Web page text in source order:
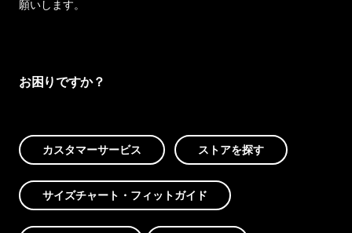
願いします。
お困りですか？
カスタマーサービス ストアを探す
サイズチャート・フィットガイド